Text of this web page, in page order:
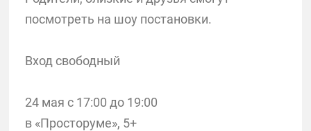
посмотреть на шоу постановки.
Вход свободный
24 мая с 17:00 до 19:00
в «Просторуме», 5+